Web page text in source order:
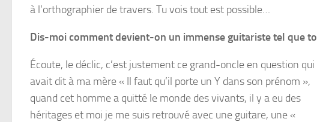
à l’orthographier de travers. Tu vois tout est possible…
Dis-moi comment devient-on un immense guitariste tel que
Écoute, le déclic, c’est justement ce grand-oncle en question qui
avait dit à ma mère « Il faut qu’il porte un Y dans son prénom »,
quand cet homme a quitté le monde des vivants, il y a eu des
héritages et moi je me suis retrouvé avec une guitare, une «